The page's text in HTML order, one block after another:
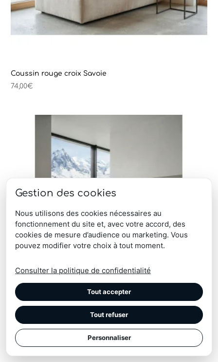
Coussin rouge croix Savoie
74,00€
Coussin rouge croix Savoie
Note
sur 5
95,00€
Gestion des cookies
Nous utilisons des cookies nécessaires au
fonctionnement du site et, avec votre accord, des
cookies de mesure d’audience ou marketing. Vous
pouvez modifier votre choix à tout moment.
Consulter la politique de confidentialité
Tout accepter
Tout refuser
Personnaliser